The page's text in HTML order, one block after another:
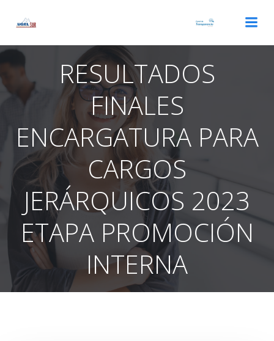
RESULTADOS
FINALES
ENCARGATURA PARA
CARGOS
JERÁRQUICOS 2023
ETAPA PROMOCIÓN
INTERNA